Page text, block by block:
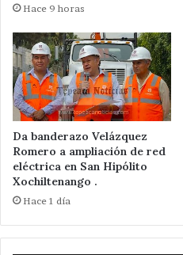
Hace 9 horas
Da banderazo Velázquez
Romero a ampliación de red
eléctrica en San Hipólito
Xochiltenango .
Hace 1 día